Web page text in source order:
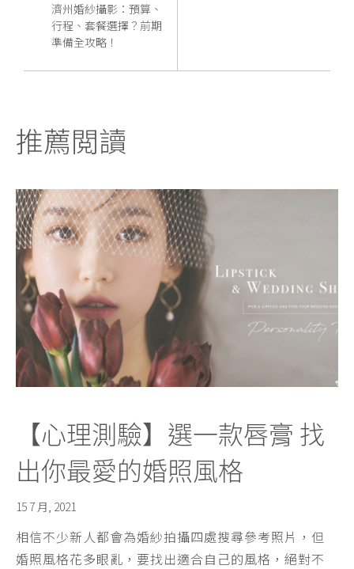
濟州婚紗攝影：預算、
行程、套餐選擇？前期
準備全攻略！
推薦閲讀
15 7 月, 2021
【心理測驗】選一款唇膏 找
出你最愛的婚照風格
相信不少新人都會為婚紗拍攝四處搜尋參考照片，但
婚照風格花多眼亂，要找出適合自己的風格，絕對不